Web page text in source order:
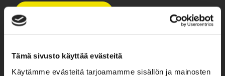
Tämä sivusto käyttää evästeitä
Käytämme evästeitä tarjoamamme sisällön ja mainosten